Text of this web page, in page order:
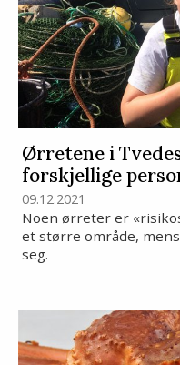
Ørretene i
forskjellige
09.12.2021
Noen ørreter er
et større område,
seg.